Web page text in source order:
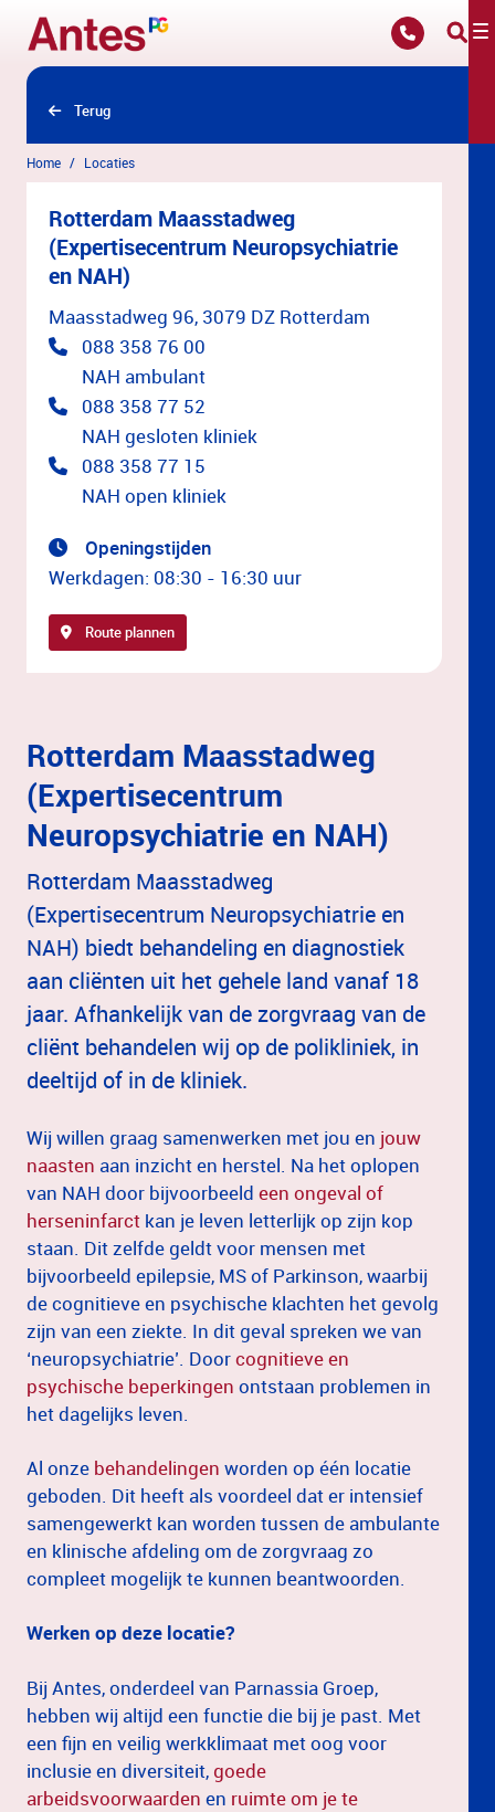
Overslaan en naar hoofdinhoud gaan
Terug
Home Locaties
Rotterdam Maasstadweg
(Expertisecentrum Neuropsychiatrie
en NAH)
Maasstadweg 96, 3079 DZ Rotterdam
088 358 76 00
NAH ambulant
088 358 77 52
NAH gesloten kliniek
088 358 77 15
NAH open kliniek
Openingstijden
Werkdagen: 08:30 - 16:30 uur
Route plannen
Rotterdam Maasstadweg
(Expertisecentrum
Neuropsychiatrie en NAH)
Rotterdam Maasstadweg
(Expertisecentrum Neuropsychiatrie en
NAH) biedt behandeling en diagnostiek
aan cliënten uit het gehele land vanaf 18
jaar. Afhankelijk van de zorgvraag van de
cliënt behandelen wij op de polikliniek, in
deeltijd of in de kliniek.
Wij willen graag samenwerken met jou en jouw
naasten aan inzicht en herstel. Na het oplopen
van NAH door bijvoorbeeld een ongeval of
herseninfarct kan je leven letterlijk op zijn kop
staan. Dit zelfde geldt voor mensen met
bijvoorbeeld epilepsie, MS of Parkinson, waarbij
de cognitieve en psychische klachten het gevolg
zijn van een ziekte. In dit geval spreken we van
‘neuropsychiatrie’. Doorcognitieve en
psychische beperkingen ontstaan problemen in
het dagelijks leven.
Al onze behandelingen worden op één locatie
geboden. Dit heeft als voordeel dat er intensief
samengewerkt kan worden tussen de ambulante
en klinische afdeling om de zorgvraag zo
compleet mogelijk te kunnen beantwoorden.
Werken op deze locatie?
Bij Antes, onderdeel van Parnassia Groep,
hebben wij altijd een functie die bij je past. Met
een fijn en veilig werkklimaat met oog voor
inclusie en diversiteit, goede
arbeidsvoorwaarden en ruimte om je te